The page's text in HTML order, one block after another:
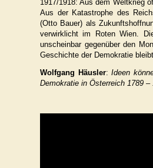
1917/1918: Aus dem Weltkrieg
Aus der Katastrophe des
(Otto Bauer) als
verwirklicht im Roten Wien.
unscheinbar gegenüber den
Geschichte der Demokratie
Wolfgang Häusler: Ideen
Demokratie in Österreich 1789 –